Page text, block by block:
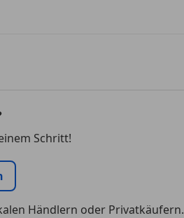
Schritt!
Händlern oder Privatkäufern.